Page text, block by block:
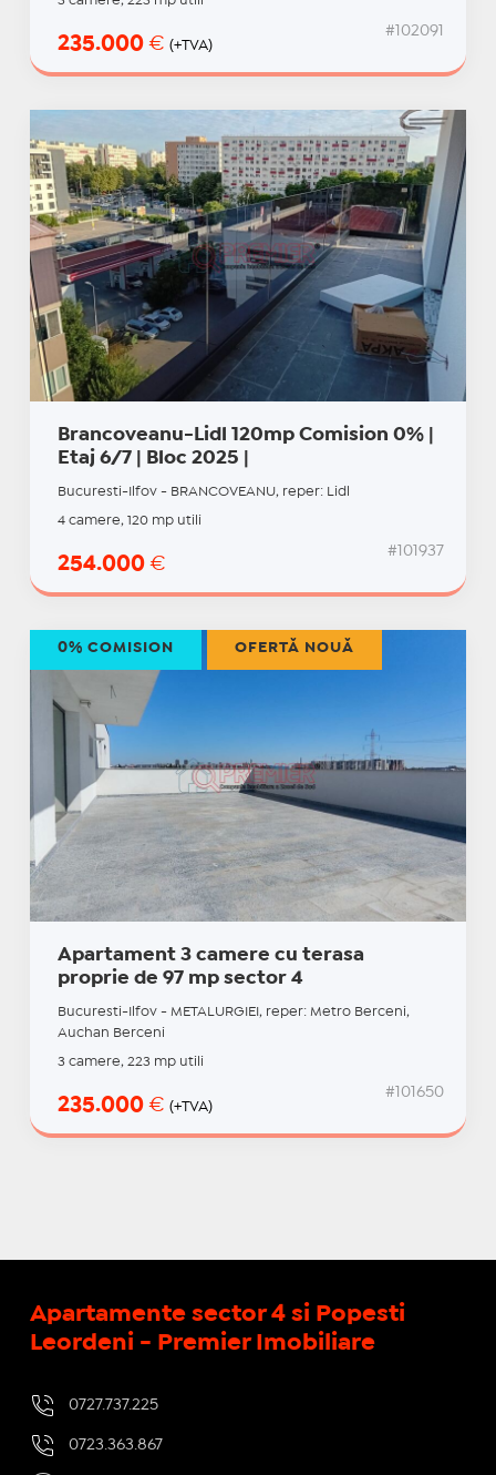
235.000 € (+TVA)
#102091
Brancoveanu-Lidl 120mp Comision 0% |
Etaj 6/7 | Bloc 2025 |
Bucuresti-Ilfov - BRANCOVEANU, reper: Lidl
4 camere, 120 mp utili
254.000 €
#101937
Apartament 3 camere cu terasa
proprie de 97 mp sector 4
Bucuresti-Ilfov - METALURGIEI, reper: Metro Berceni,
Auchan Berceni
3 camere, 223 mp utili
235.000 € (+TVA)
#101650
0% COMISION OFERTĂ NOUĂ
Apartamente sector 4 si Popesti
Leordeni - Premier Imobiliare
0727.737.225
0723.363.867